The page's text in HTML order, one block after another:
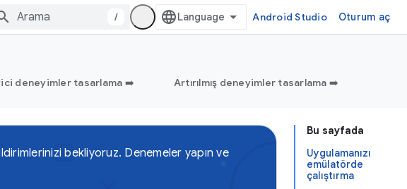
/ Android Studio Oturum aç
deneyimler tasarlama ➡️ Artırılmış deneyimler tasarlama ➡️
Bu sayfada
Uygulamanızı
emülatörde
çalıştırma
bekliyoruz. Denemeler yapın ve